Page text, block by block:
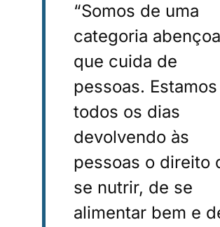
“Somos de uma
categoria
que cuida de
pessoas. Estamos
todos os dias
devolvendo às
pessoas o direito
se nutrir, de se
alimentar bem e